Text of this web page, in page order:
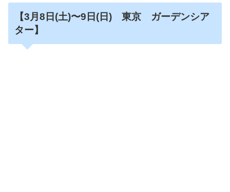
【3月8日(土)〜9日 (日) 東京 ガーデンシア
ター】